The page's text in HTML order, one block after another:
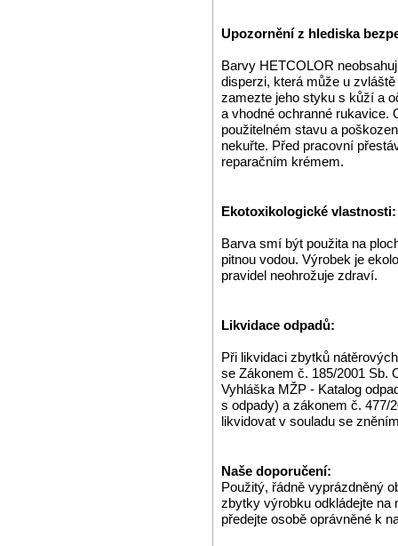
Upozornění z hlediska
Barvy HETCOLOR
disperzi, která může u
zamezte jeho styku s kůží a
a vhodné ochranné rukavice.
použitelném stavu a
nekuřte. Před pracovní
reparačním krémem.
Ekotoxikologické vlastnosti:
Barva smí být použita na
pitnou vodou. Výrobek je
pravidel neohrožuje zdraví.
Likvidace odpadů:
Při likvidaci zbytků
se Zákonem č. 185/2001 Sb.
Vyhláška MŽP - Katalog
s odpady) a zákonem č. 477/
likvidovat v souladu se
Naše doporučení:
Použitý, řádně vyprázdněný
zbytky výrobku odkládejte na
předejte osobě oprávněné k